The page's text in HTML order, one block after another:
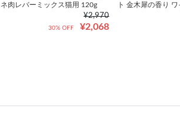
ネ肉レバーミックス猫用 120g
¥2,970
¥2,068
30% OFF
ト 金木犀の香り